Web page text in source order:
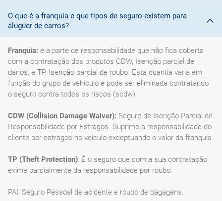
O que é a franquia e que tipos de seguro existem para
aluguer de carros?
Franquia: é a parte de responsabilidade que não fica coberta
com a contratação dos produtos CDW, Isenção parcial de
danos, e TP, Isenção parcial de roubo. Esta quantia varia em
função do grupo de vehículo e pode ser eliminada contratando
o seguro contra todos os riscos (scdw).
CDW (Collision Damage Waiver): Seguro de Isenção Parcial de
Responsabilidade por Estragos. Suprime a responsabilidade do
cliente por estragos no veículo exceptuando o valor da franquia.
TP (Theft Protection): É o seguro que com a sua contratação
exime parcialmente da responsabilidade por roubo.
PAI: Seguro Pessoal de acidente e roubo de bagagens.